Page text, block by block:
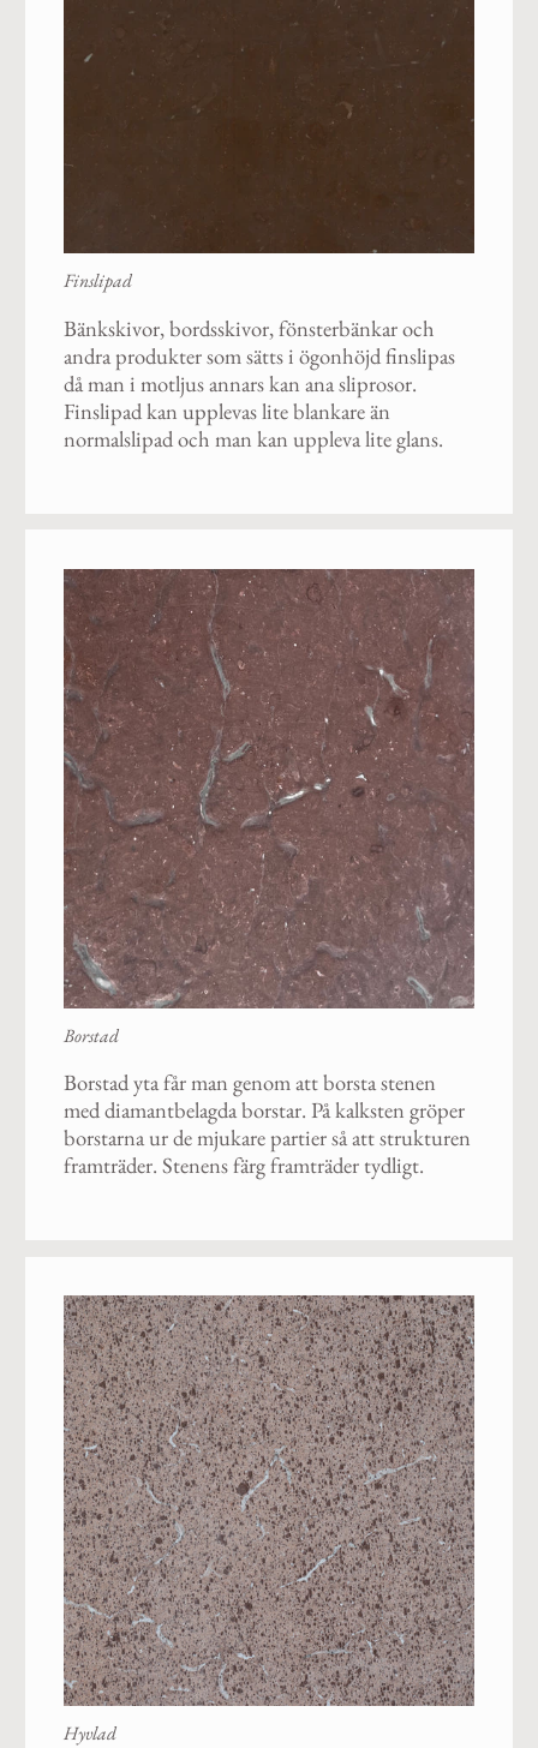
Finslipad
Bänkskivor, bordsskivor, fönsterbänkar och
andra produkter som sätts i ögonhöjd finslipas
då man i motljus annars kan ana sliprosor.
Finslipad kan upplevas lite blankare än
normalslipad och man kan uppleva lite glans.
Borstad
Borstad yta får man genom att borsta stenen
med diamantbelagda borstar. På kalksten gröper
borstarna ur de mjukare partier så att strukturen
framträder. Stenens färg framträder tydligt.
Hyvlad